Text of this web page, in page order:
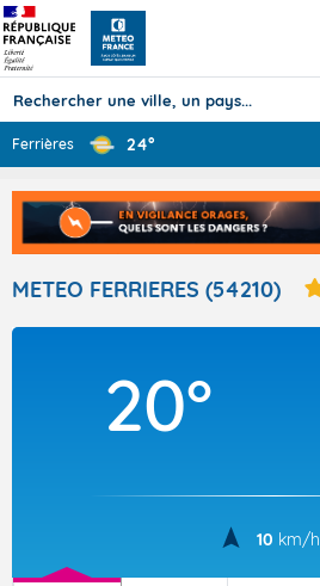
TOUS LES
Ferrières 24°
METEO FERRIERES (54210)
20°
10 km/h